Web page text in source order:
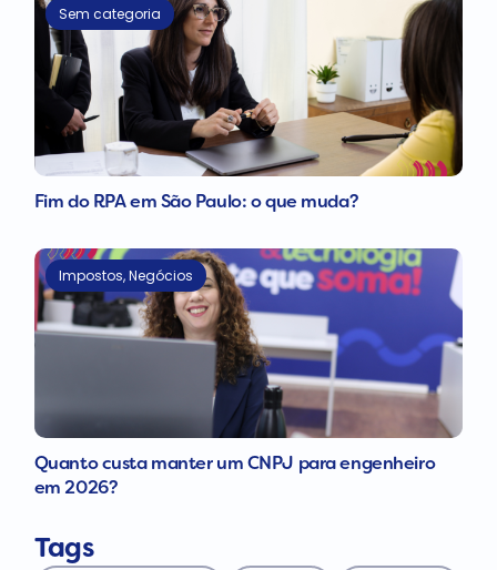
Sem categoria
Fim do RPA em São Paulo: o que muda?
Impostos,Negócios
Quanto custa manter um CNPJ para engenheiro
em 2026?
Tags